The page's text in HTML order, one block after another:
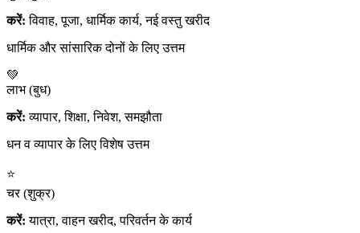
करें:विवाह, पूजा, धार्मिक कार्य, नई वस्तु खरीद
धार्मिक और सांसारिक दोनों के लिए उत्तम
💚
लाभ (बुध)
करें:व्यापार, शिक्षा, निवेश, समझौता
धन व व्यापार के लिए विशेष उत्तम
⭐
चर (शुक्र)
करें:यात्रा, वाहन खरीद, परिवर्तन के कार्य